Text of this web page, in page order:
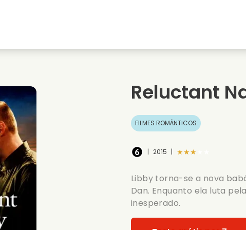
Filmes de data
Reluctant
FILMES ROMÂNTICOS
| 2015 | ★★★★★
Libby torna-se a nova
Dan. Enquanto ela luta
inesperado.